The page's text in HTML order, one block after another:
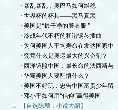
· 暴乱暴乱，奥巴马如何维稳
· 世界杯的杯具——黑马真黑
· 美国是“最干净的脏衣服 ”
· 冷战年代不朽的和谐钢琴插曲
· 为何美国人平均寿命在发达国家中
· 究竟什么是奥运最大的兴奋剂？
· 西洋镜照中国：最长命的法西斯与
· 华裔美国人要醒悟什么？
· 美国不好玩：忠告中国富贵少年留
· 邓小平如何用“信仰”赢得美国
【自选陈酿：小说大编】